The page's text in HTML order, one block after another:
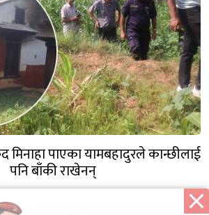
मिनाहा पाएका यामबहादुरले कान्छीलाई
पनि बाँकी राखेनन्